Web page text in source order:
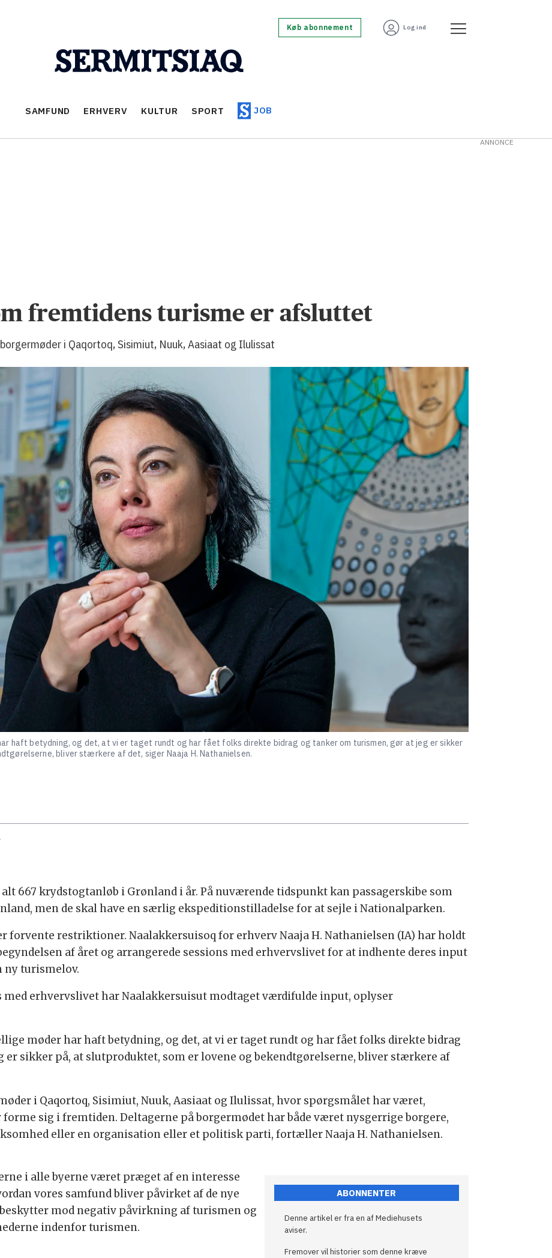
Køb abonnement Log ind
SAMFUND ERHVERV KULTUR SPORT JOB
fremtidens turisme er afsluttet
i Qaqortoq, Sisimiut, Nuuk, Aasiaat og Ilulissat
haft betydning, og det, at vi er taget rundt og har fået folks direkte bidrag og tanker om turismen, gør at jeg er sikker
bliver stærkere af det, siger Naaja H. Nathanielsen.
667 krydstogtanløb i Grønland i år. På nuværende tidspunkt kan passagerskibe som
men de skal have en særlig ekspeditionstilladelse for at sejle i Nationalparken.
forvente restriktioner. Naalakkersuisoq for erhverv Naaja H. Nathanielsen (IA) har holdt
af året og arrangerede sessions med erhvervslivet for at indhente deres input
ny turismelov.
med erhvervslivet har Naalakkersuisut modtaget værdifulde input, oplyser
møder har haft betydning, og det, at vi er taget rundt og har fået folks direkte bidrag
er sikker på, at slutproduktet, som er lovene og bekendtgørelserne, bliver stærkere af
i Qaqortoq, Sisimiut, Nuuk, Aasiaat og Ilulissat, hvor spørgsmålet har været,
sig i fremtiden. Deltagerne på borgermødet har både været nysgerrige borgere,
eller en organisation eller et politisk parti, fortæller Naaja H. Nathanielsen.
ABONNENTER
Denne artikel er fra en af Mediehusets
aviser.
Fremover vil historier som denne kræve
i alle byerne været præget af en interesse
vores samfund bliver påvirket af de nye
mod negativ påvirkning af turismen og
indenfor turismen.
ANNONCE